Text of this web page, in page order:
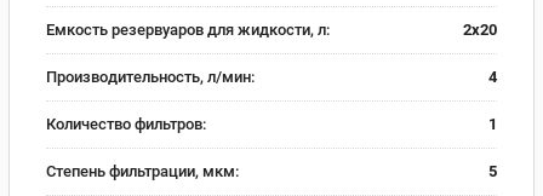
Емкость резервуаров для жидкости, л: 2х20
Производительность, л/мин: 4
Количество фильтров: 1
Cтепень фильтрации, мкм: 5